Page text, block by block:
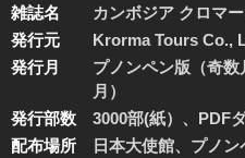
雑誌名
カンボジア クロマ
発行元
Krorma Tours Co.,
発行月
プノンペン版（奇
月）
発行部数
3000部(紙）、PDF
配布場所
日本大使館、プノ